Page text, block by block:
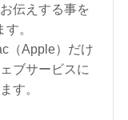
伝えする事を
。
（Apple）だけ
ブサービスに
す。